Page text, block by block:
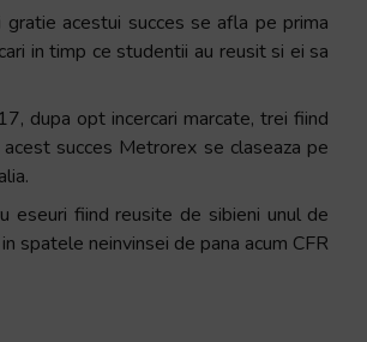
acestui succes se afla pe prima
in timp ce studentii au reusit si ei sa
dupa opt incercari marcate, trei fiind
succes Metrorex se claseaza pe
eseuri fiind reusite de sibieni unul de
spatele neinvinsei de pana acum CFR